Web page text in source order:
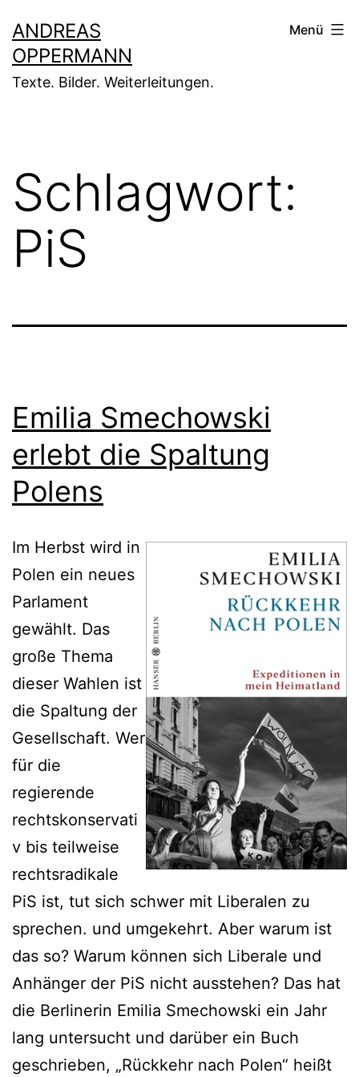
Inhalt
springen
ANDREAS
OPPERMANN
Texte. Bilder. Weiterleitungen.
Menü
Schlagwort:
PiS
Emilia Smechowski
erlebt die Spaltung
Polens
Im Herbst wird in
Polen ein neues
Parlament
gewählt. Das
große Thema
dieser Wahlen ist
die Spaltung der
Gesellschaft. Wer
für die
regierende
rechtskonservati
v bis teilweise
rechtsradikale
PiS ist, tut sich schwer mit Liberalen zu
sprechen. und umgekehrt. Aber warum ist
das so? Warum können sich Liberale und
Anhänger der PiS nicht ausstehen? Das hat
die Berlinerin Emilia Smechowski ein Jahr
lang untersucht und darüber ein Buch
geschrieben, „Rückkehr nach Polen“ heißt